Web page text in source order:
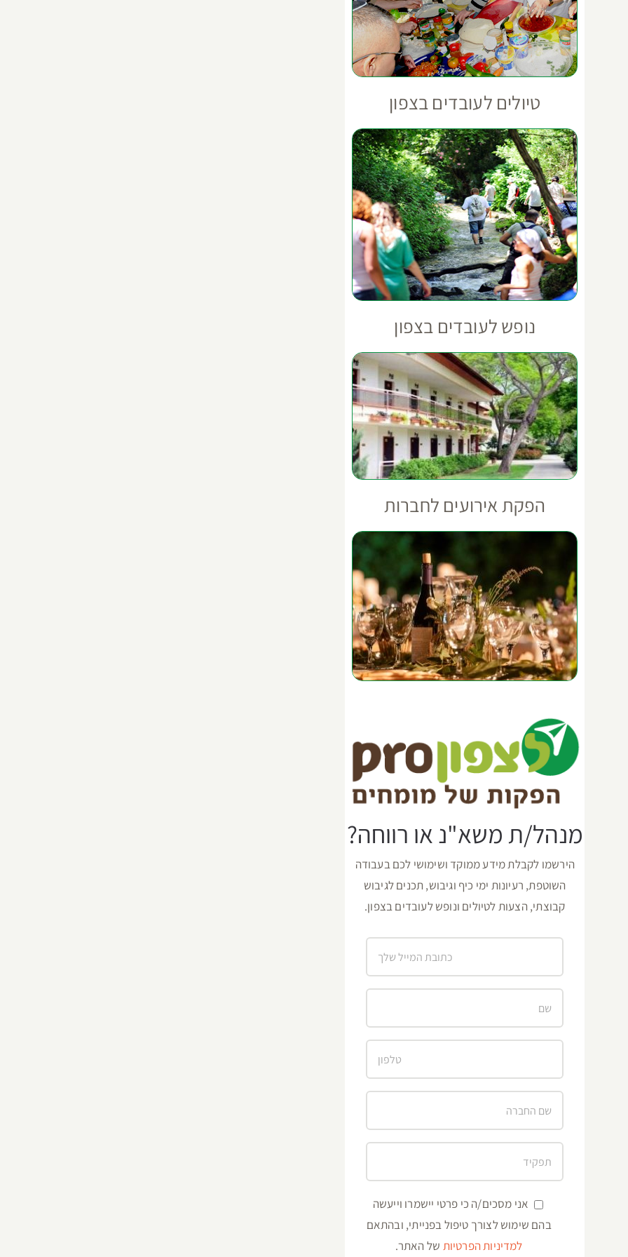
טיולים לעובדים בצפון
נופש לעובדים בצפון
הפקת אירועים לחברות
מנהל/ת משא"נ או רווחה?
הירשמו לקבלת מידע ממוקד ושימושי לכם בעבודה
השוטפת, רעיונות ימי כיף וגיבוש, תכנים לגיבוש
קבוצתי, הצעות לטיולים ונופש לעובדים בצפון.
אני מסכים/ה כי פרטי יישמרו וייעשה
בהם שימוש לצורך טיפול בפנייתי, ובהתאם
למדיניות הפרטיות של האתר.